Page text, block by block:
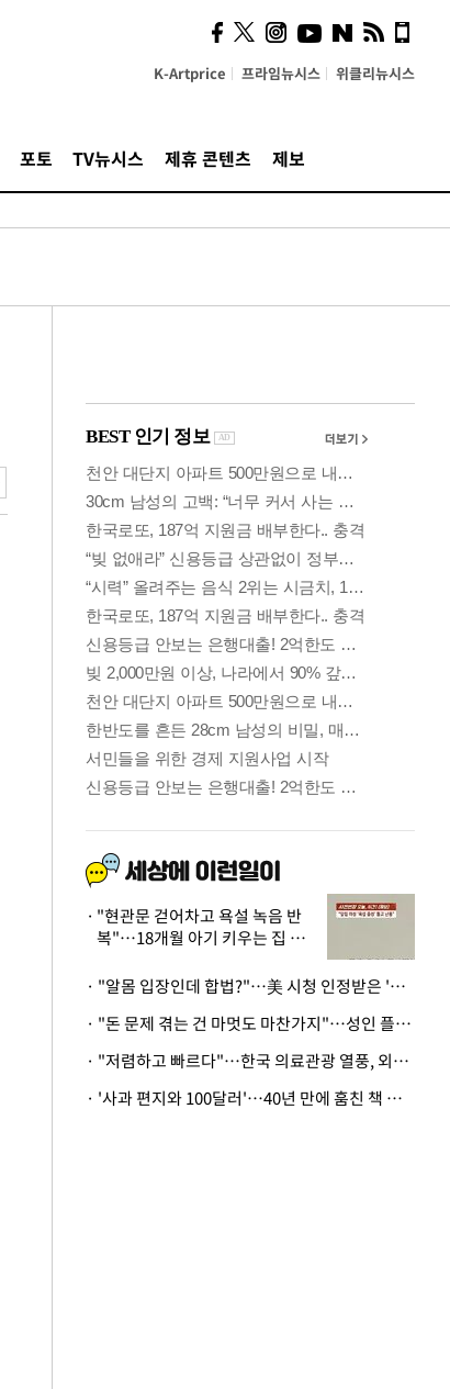
K-Artprice 프라임뉴시스 위클리뉴시스
포토 TV뉴시스 제휴 콘텐츠 제보
의견, 국토부·LH에 충실히
전달할 것"
"현관문 걷어차고 욕설 녹음 반
복"…18개월 아기 키우는 집 뒤
· "알몸 입장인데 합법?"…美 시청 인정받은 '누드' 레스토랑 화제
· "돈 문제 겪는 건 마멋도 마찬가지"…성인 플랫폼에 등장한 뜻밖의 스타
· "저렴하고 빠르다"…한국 의료관광 열풍, 외신도 주목
· '사과 편지와 100달러'…40년 만에 훔친 책 돌려준 美 절도범